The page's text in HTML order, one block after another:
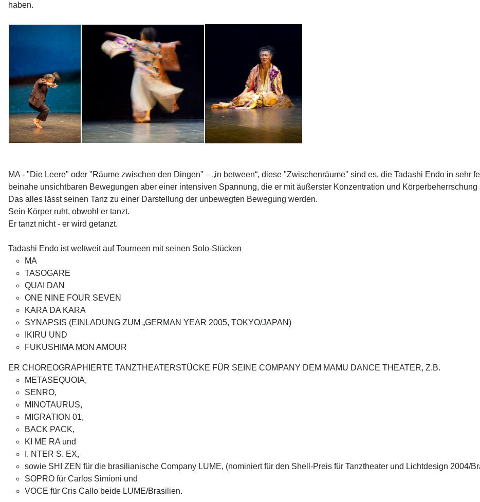
haben.
MA - "Die Leere" oder "Räume zwischen den Dingen" – „in between“, diese "Zwischenräume" sind es, die Tadashi Endo in sehr
beinahe unsichtbaren Bewegungen aber einer intensiven Spannung, die er mit äußerster Konzentration und Körperbeherrschung
Das alles lässt seinen Tanz zu einer Darstellung der unbewegten Bewegung werden.
Sein Körper ruht, obwohl er tanzt.
Er tanzt nicht - er wird getanzt.
Tadashi Endo ist weltweit auf Tourneen mit seinen Solo-Stücken
MA
TASOGARE
QUAI DAN
ONE NINE FOUR SEVEN
KARA DA KARA
SYNAPSIS (EINLADUNG ZUM „GERMAN YEAR 2005, TOKYO/JAPAN)
IKIRU UND
FUKUSHIMA MON AMOUR
ER CHOREOGRAPHIERTE TANZTHEATERSTÜCKE FÜR SEINE COMPANY DEM MAMU DANCE THEATER, Z.B.
METASEQUOIA,
SENRO,
MINOTAURUS,
MIGRATION 01,
BACK PACK,
KI ME RA und
I. NTER S. EX,
sowie SHI ZEN für die brasilianische Company LUME, (nominiert für den Shell-Preis für Tanztheater und Lichtdesign 2004/
SOPRO für Carlos Simioni und
VOCE für Cris Callo beide LUME/Brasilien.